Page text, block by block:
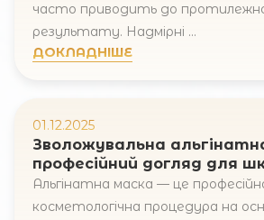
часто приводить до
результату. Надмірні ...
ДОКЛАДНІШЕ
01.12.2025
Зволожувальна
професійний догляд для
Альгінатна маска — це
косметологічна процедура на
Запис
Ім'я та прізвище